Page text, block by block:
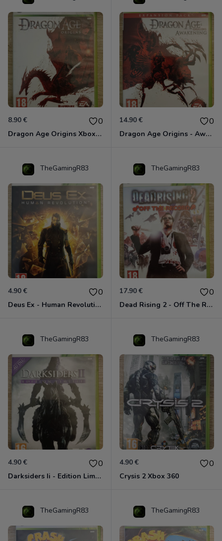
8.90 € 0
Dragon Age Origins Xbox 360
14.90 € 0
Dragon Age Origins - Awakening Xbox 360
TheGamingR83
4.90 € 0
Deus Ex - Human Revolution Xbox 360
TheGamingR83
17.90 € 0
Dead Rising 2 - Off The Record Xbox 360
TheGamingR83
4.90 € 0
Darksiders Ii - Edition Limitée Xbox 360
TheGamingR83
4.90 € 0
Crysis 2 Xbox 360
TheGamingR83 TheGamingR83